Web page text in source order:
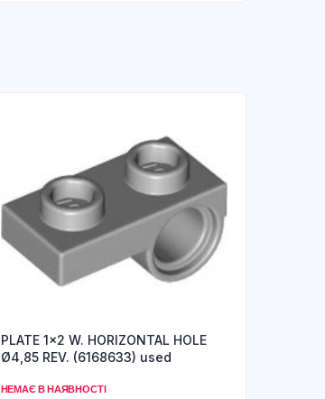
PLATE 1×2 W. HORIZONTAL HOLE
Ø4,85 REV. (6168633) used
НЕМАЄ В НАЯВНОСТІ